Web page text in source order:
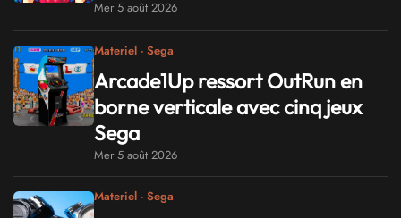
Mer 5 août 2026
Materiel - Sega
Arcade1Up ressort OutRun en
borne verticale avec cinq jeux
Sega
Mer 5 août 2026
Materiel - Sega